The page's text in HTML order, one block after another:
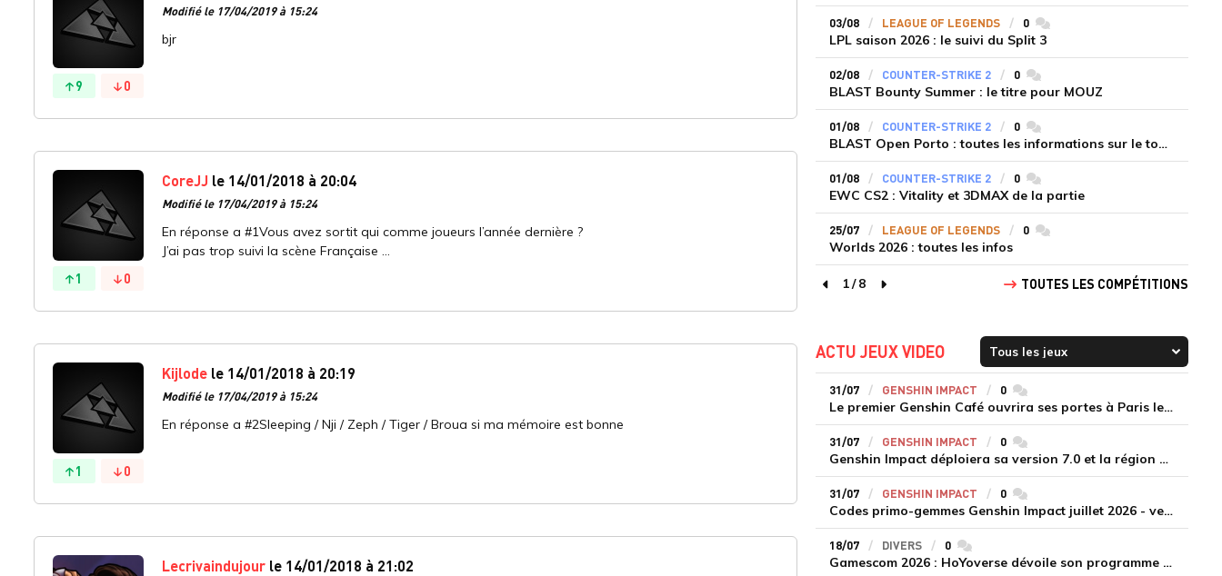
9 0
Modifié le 17/04/2019 à 15:24
bjr
1 0
CoreJJ le 14/01/2018 à 20:04
Modifié le 17/04/2019 à 15:24
En réponse a #1Vous avez sortit qui comme joueurs l’année dernière ?
J’ai pas trop suivi la scène Française ...
1 0
Kijlode le 14/01/2018 à 20:19
Modifié le 17/04/2019 à 15:24
En réponse a #2Sleeping / Nji / Zeph / Tiger / Broua si ma mémoire est bonne
Lecrivaindujour le 14/01/2018 à 21:02
03/08 LEAGUE OF LEGENDS 0commentaires
LPL saison 2026 : le suivi du Split 3
02/08 COUNTER-STRIKE 2 0commentaires
BLAST Bounty Summer : le titre pour MOUZ
01/08 COUNTER-STRIKE 2 0commentaires
BLAST Open Porto : toutes les informations sur le tournoi
01/08 COUNTER-STRIKE 2 0commentaires
EWC CS2 : Vitality et 3DMAX de la partie
25/07 LEAGUE OF LEGENDS 0commentaires
Worlds 2026 : toutes les infos
page précédente
1/8
page suivante
TOUTES LES COMPÉTITIONS
ACTU JEUX VIDEO
31/07 GENSHIN IMPACT 0commentaires
Le premier Genshin Café ouvrira ses portes à Paris le 14 août
31/07 GENSHIN IMPACT 0commentaires
Genshin Impact déploiera sa version 7.0 et la région de Snezhnaya le 12 août
31/07 GENSHIN IMPACT 0commentaires
Codes primo-gemmes Genshin Impact juillet 2026 - version 7.0
18/07 DIVERS 0commentaires
Gamescom 2026 : HoYoverse dévoile son programme et présente deux nouveaux jeux inédits